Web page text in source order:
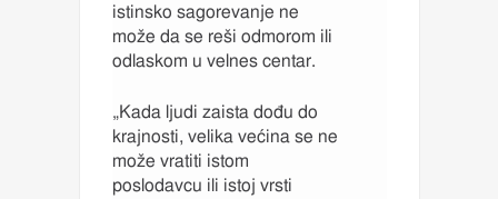
istinsko sagorevanje ne
može da se reši odmorom ili
odlaskom u velnes centar.
„Kada ljudi zaista dođu do
krajnosti, velika većina se ne
može vratiti istom
poslodavcu ili istoj vrsti